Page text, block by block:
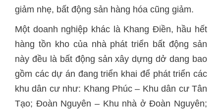
giảm nhẹ, bất động sản hàng hóa cũng giảm.
Một doanh nghiệp khác là Khang Điền, hầu hết
hàng tồn kho của nhà phát triển bất động sản
này đều là bất động sản xây dựng dở dang bao
gồm các dự án đang triển khai để phát triển các
khu dân cư như: Khang Phúc – Khu dân cư Tân
Tạo; Đoàn Nguyên – Khu nhà ở Đoàn Nguyên;